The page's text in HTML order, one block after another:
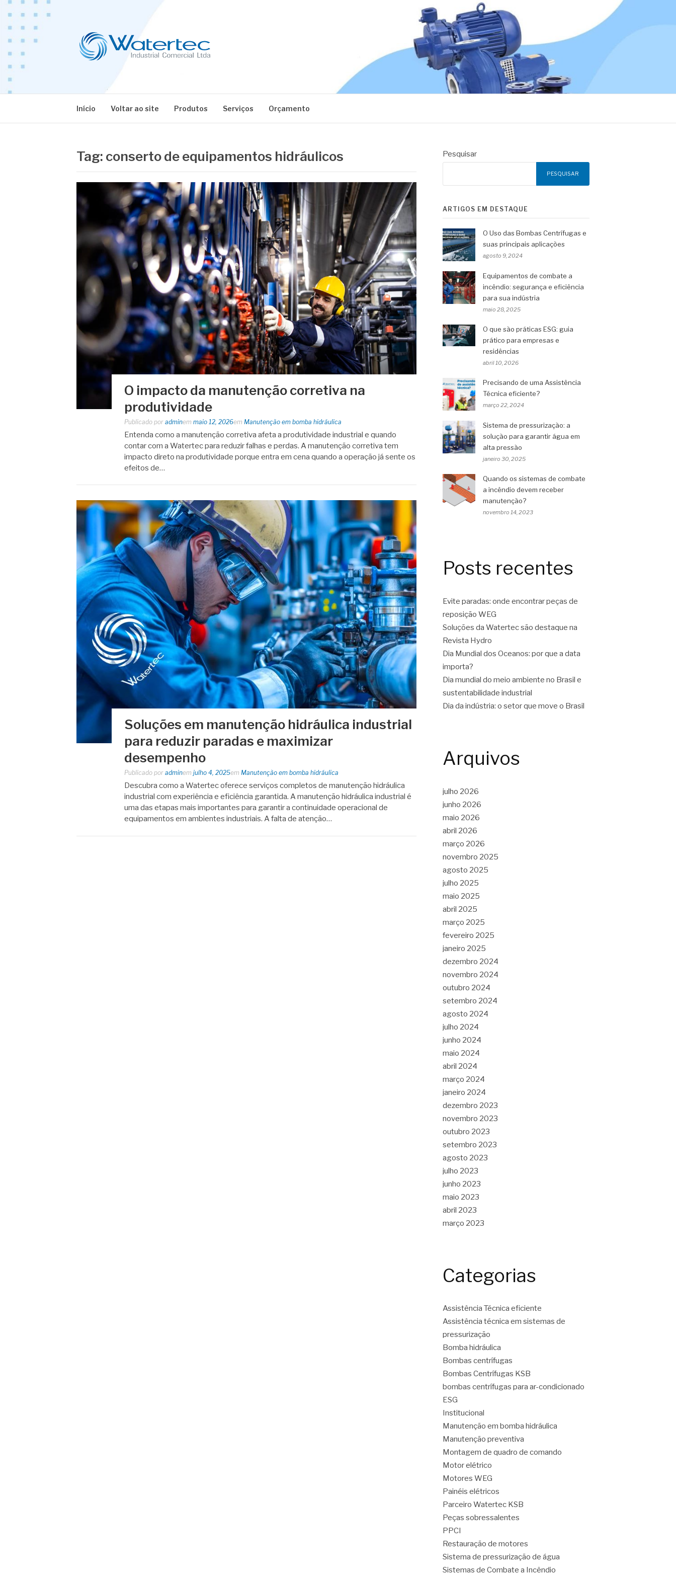
Pular
para
conteúdo
Início Voltar ao site Produtos Serviços Orçamento
Tag: conserto de equipamentos hidráulicos
O impacto da manutenção corretiva na
produtividade
Publicado por adminem maio 12, 2026em Manutenção em bomba hidráulica
Entenda como a manutenção corretiva afeta a produtividade industrial e quando
contar com a Watertec para reduzir falhas e perdas. A manutenção corretiva tem
impacto direto na produtividade porque entra em cena quando a operação já sente os
efeitos de…
Soluções em manutenção hidráulica industrial
para reduzir paradas e maximizar
desempenho
Publicado por adminem julho 4, 2025em Manutenção em bomba hidráulica
Descubra como a Watertec oferece serviços completos de manutenção hidráulica
industrial com experiência e eficiência garantida. A manutenção hidráulica industrial é
uma das etapas mais importantes para garantir a continuidade operacional de
equipamentos em ambientes industriais. A falta de atenção…
Pesquisar
PESQUISAR
ARTIGOS EM DESTAQUE
O Uso das Bombas Centrífugas e
suas principais aplicações
agosto 9, 2024
Equipamentos de combate a
incêndio: segurança e eficiência
para sua indústria
maio 28, 2025
O que são práticas ESG: guia
prático para empresas e
residências
abril 10, 2026
Precisando de uma Assistência
Técnica eficiente?
março 22, 2024
Sistema de pressurização: a
solução para garantir água em
alta pressão
janeiro 30, 2025
Quando os sistemas de combate
a incêndio devem receber
manutenção?
novembro 14, 2023
Posts recentes
Evite paradas: onde encontrar peças de
reposição WEG
Soluções da Watertec são destaque na
Revista Hydro
Dia Mundial dos Oceanos: por que a data
importa?
Dia mundial do meio ambiente no Brasil e
sustentabilidade industrial
Dia da indústria: o setor que move o Brasil
Arquivos
julho 2026
junho 2026
maio 2026
abril 2026
março 2026
novembro 2025
agosto 2025
julho 2025
maio 2025
abril 2025
março 2025
fevereiro 2025
janeiro 2025
dezembro 2024
novembro 2024
outubro 2024
setembro 2024
agosto 2024
julho 2024
junho 2024
maio 2024
abril 2024
março 2024
janeiro 2024
dezembro 2023
novembro 2023
outubro 2023
setembro 2023
agosto 2023
julho 2023
junho 2023
maio 2023
abril 2023
março 2023
Categorias
Assistência Técnica eficiente
Assistência técnica em sistemas de
pressurização
Bomba hidráulica
Bombas centrífugas
Bombas Centrífugas KSB
bombas centrífugas para ar-condicionado
ESG
Institucional
Manutenção em bomba hidráulica
Manutenção preventiva
Montagem de quadro de comando
Motor elétrico
Motores WEG
Painéis elétricos
Parceiro Watertec KSB
Peças sobressalentes
PPCI
Restauração de motores
Sistema de pressurização de água
Sistemas de Combate a Incêndio